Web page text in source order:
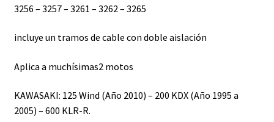
3256 – 3257 – 3261 – 3262 – 3265
incluye un tramos de cable con doble aislación
Aplica a muchísimas2 motos
KAWASAKI: 125 Wind (Año 2010) – 200 KDX (Año 1995 a
2005) – 600 KLR-R.